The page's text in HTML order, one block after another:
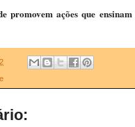
promovem ações que